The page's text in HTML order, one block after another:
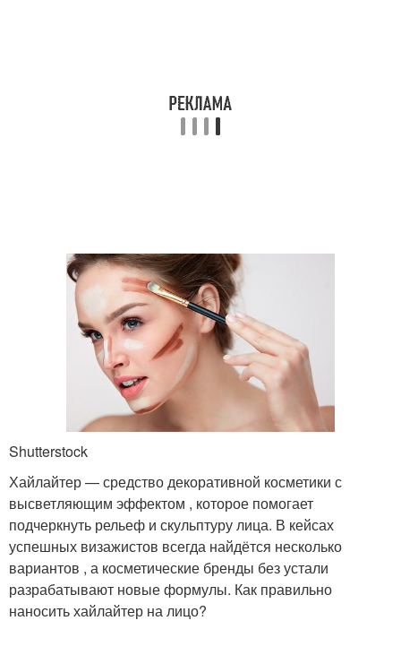
Shutterstock
Хайлайтер — средство декоративной косметики с
высветляющим эффектом , которое помогает
подчеркнуть рельеф и скульптуру лица. В кейсах
успешных визажистов всегда найдётся несколько
вариантов , а косметические бренды без устали
разрабатывают новые формулы. Как правильно
наносить хайлайтер на лицо?